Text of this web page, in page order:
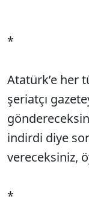
*
Atatürk’e her
şeriatçı
indirdi diye
vereceksiniz,
*